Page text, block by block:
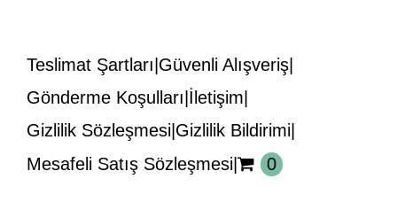
Teslimat Şartları Güvenli Alışveriş
Gönderme Koşulları İletişim
Gizlilik Sözleşmesi Gizlilik Bildirimi
Mesafeli Satış Sözleşmesi
0